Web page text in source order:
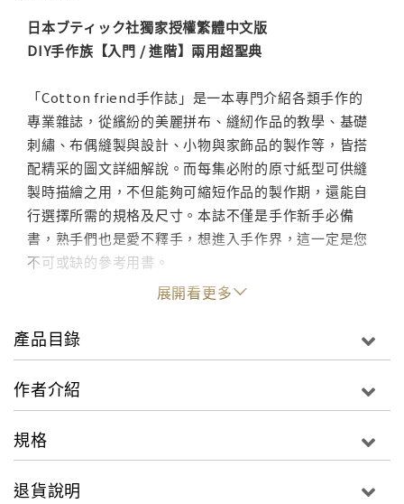
日本ブティック社獨家授權繁體中文版
DIY手作族【入門 / 進階】兩用超聖典
「Cotton friend手作誌」是一本專門介紹各類手作的
專業雜誌，從繽紛的美麗拼布、縫紉作品的教學、基礎
刺繡、布偶縫製與設計、小物與家飾品的製作等，皆搭
配精采的圖文詳細解說。而每集必附的原寸紙型可供縫
製時描繪之用，不但能夠可縮短作品的製作期，還能自
行選擇所需的規格及尺寸。本誌不僅是手作新手必備
書，熟手們也是愛不釋手，想進入手作界，這一定是您
不可或缺的參考用書。
展開看更多
產品目錄
作者介紹
規格
退貨說明